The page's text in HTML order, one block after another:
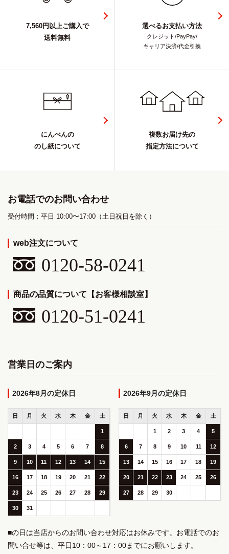
7,560円以上ご購入で
送料無料
選べるお支払い方法
クレジット/PayPay/
キャリア決済/代金引換
にんべんの
のし紙について
複数お届け先の
指定方法について
お電話でのお問い合わせ
受付時間：平日 10:00〜17:00（土日祝日を除く）
web注文について
0120-58-0241
商品の品質について【お客様相談室】
0120-51-0241
営業日のご案内
2026年8月
日 月 火 水 木 金 土
1
2 3 4 5 6 7 8
9 10 11 12 13 14 15
16 17 18 19 20 21 22
23 24 25 26 27 28 29
30 31
2026年9月
日 月 火 水 木 金 土
1 2 3 4 5
6 7 8 9 10 11 12
13 14 15 16 17 18 19
20 21 22 23 24 25 26
27 28 29 30
■の日は当店からのお問い合わせ対応はお休みです。お電話でのお
問い合せ等は、平日10：00～17：00までにお願いします。